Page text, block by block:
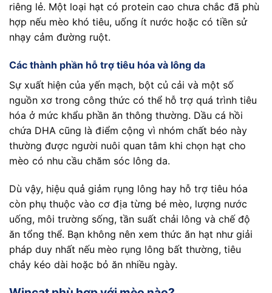
riêng lẻ. Một loại hạt có protein cao chưa chắc đã phù
hợp nếu mèo khó tiêu, uống ít nước hoặc có tiền sử
nhạy cảm đường ruột.
Các thành phần hỗ trợ tiêu hóa và lông da
Sự xuất hiện của yến mạch, bột củ cải và một số
nguồn xơ trong công thức có thể hỗ trợ quá trình tiêu
hóa ở mức khẩu phần ăn thông thường. Dầu cá hồi
chứa DHA cũng là điểm cộng vì nhóm chất béo này
thường được người nuôi quan tâm khi chọn hạt cho
mèo có nhu cầu chăm sóc lông da.
Dù vậy, hiệu quả giảm rụng lông hay hỗ trợ tiêu hóa
còn phụ thuộc vào cơ địa từng bé mèo, lượng nước
uống, môi trường sống, tần suất chải lông và chế độ
ăn tổng thể. Bạn không nên xem thức ăn hạt như giải
pháp duy nhất nếu mèo rụng lông bất thường, tiêu
chảy kéo dài hoặc bỏ ăn nhiều ngày.